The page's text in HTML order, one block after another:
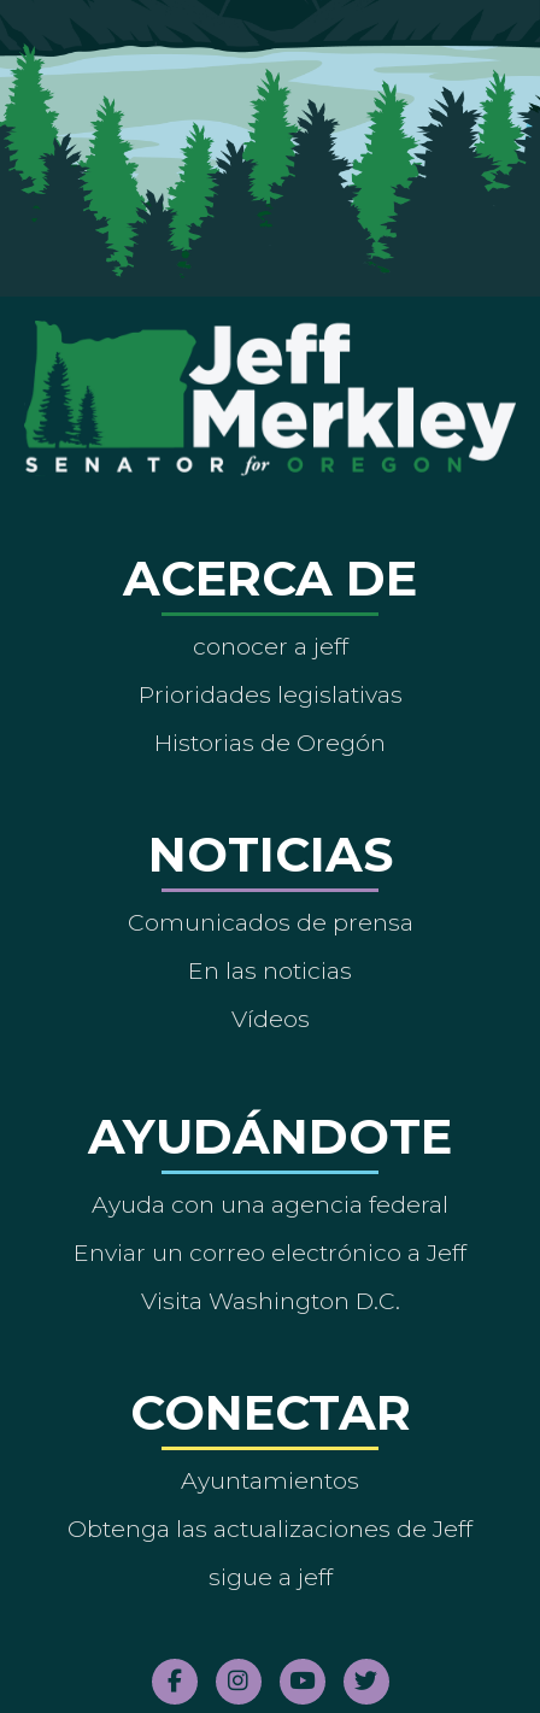
ACERCA DE
conocer a jeff
Prioridades legislativas
Historias de Oregón
NOTICIAS
Comunicados de prensa
En las noticias
Vídeos
AYUDÁNDOTE
Ayuda con una agencia federal
Enviar un correo electrónico a Jeff
Visita Washington D.C.
CONECTAR
Ayuntamientos
Obtenga las actualizaciones de Jeff
sigue a jeff